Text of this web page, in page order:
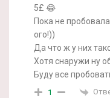
5£ 😂
Пока не
ого!))
Да что ж у них
Хотя снаружи ну
Буду все
1